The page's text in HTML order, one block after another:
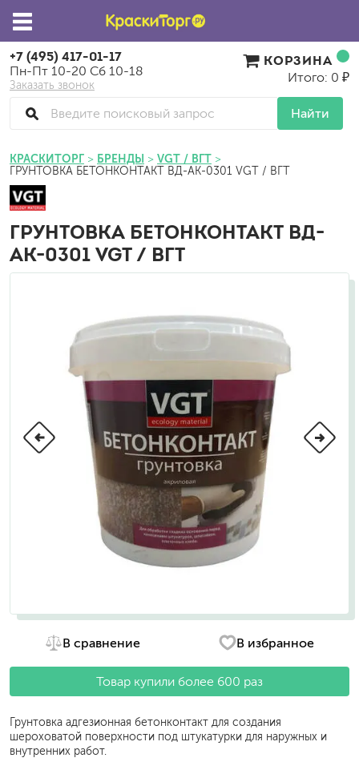
+7 (495) 417-01-17
Пн-Пт 10-20 Сб 10-18
Заказать звонок
Найти
КОРЗИНА
Итого: 0 ₽
КРАСКИТОРГ БРЕНДЫ VGT / ВГТ
ГРУНТОВКА БЕТОНКОНТАКТ ВД-АК-0301 VGT / ВГТ
ГРУНТОВКА БЕТОНКОНТАКТ ВД-
АК-0301 VGT / ВГТ
В сравнение В избранное
Товар купили более 600 раз
Грунтовка адгезионная бетонконтакт для создания
шероховатой поверхности под штукатурки для наружных и
внутренних работ.